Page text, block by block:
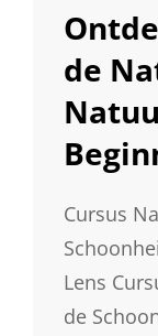
de
Cursus
Lens
de